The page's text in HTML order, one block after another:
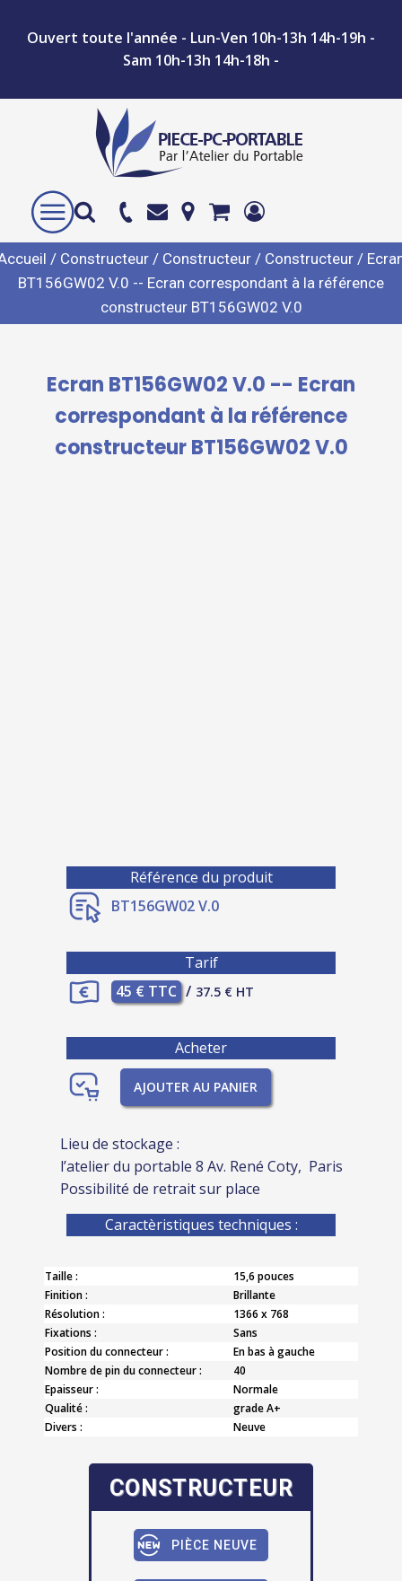
Ouvert toute l'année - Lun-Ven 10h-13h 14h-19h -
Sam 10h-13h 14h-18h -
/ Constructeur / Constructeur / Constructeur /
BT156GW02 V.0 -- Ecran correspondant à la référence
constructeur BT156GW02 V.0
Ecran BT156GW02 V.0 -- Ecran
correspondant à la référence
constructeur BT156GW02 V.0
Référence du produit
BT156GW02 V.0
Tarif
45 € TTC / 37.5 € HT
Acheter
AJOUTER AU PANIER
Lieu de stockage :
l’atelier du portable 8 Av. René Coty, Paris
Possibilité de retrait sur place
Caractèristiques techniques :
Taille :
15,6 pouces
Finition :
Brillante
Résolution :
1366 x 768
Fixations :
Sans
Position du connecteur :
En bas à gauche
Nombre de pin du connecteur :
40
Epaisseur :
Normale
Qualité :
grade A+
Divers :
Neuve
CONSTRUCTEUR
PIÈCE NEUVE